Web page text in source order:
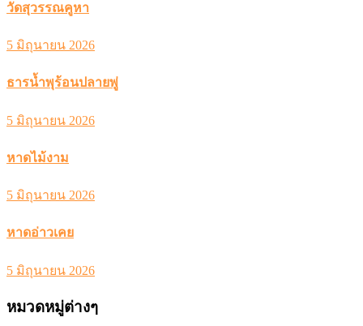
วัดสุวรรณคูหา
5 มิถุนายน 2026
ธารน้ำพุร้อนปลายพู่
5 มิถุนายน 2026
หาดไม้งาม
5 มิถุนายน 2026
หาดอ่าวเคย
5 มิถุนายน 2026
หมวดหมู่ต่างๆ